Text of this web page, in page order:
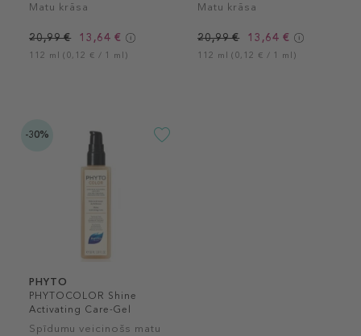
Matu krāsa
20,99 € 13,64 €
112 ml (0,12 € / 1 ml)
Matu krāsa
20,99 € 13,64 €
112 ml (0,12 € / 1 ml)
-30%
PHYTO
PHYTOCOLOR Shine
Activating Care-Gel
Spīdumu veicinošs matu